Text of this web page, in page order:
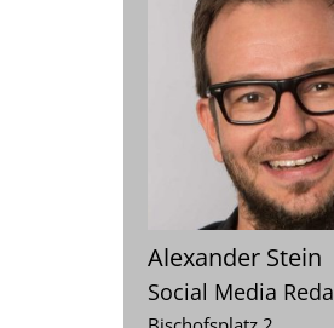
Alexander Stein
Social Media